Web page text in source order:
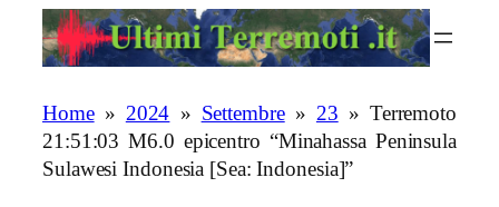
Home» 2024 » Settembre» 23 » Terremoto
21:51:03 M6.0 epicentro “Minahassa Peninsula
Sulawesi Indonesia [Sea: Indonesia]”